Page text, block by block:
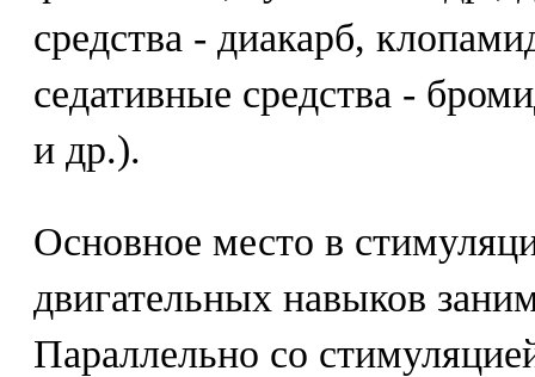
средства - диакарб,
седативные средства -
и др.).
Основное место в
двигательных навыков
Параллельно со